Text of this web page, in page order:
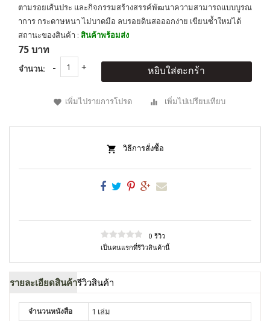
ตามรอยเส้นประ และกิจกรรมสร้างสรรค์พัฒนาความสามารถแบบบูรณ
าการ กระดาษหนา ไม่บาดมือ ลบรอยดินสอออกง่าย เขียนซ้ำใหม่ได้
สถานะของสินค้า : สินค้าพร้อมส่ง
75 บาท
จำนวน: หยิบใส่ตะกร้า
เพิ่มไปรายการโปรด เพิ่มไปเปรียบเทียบ
วิธีการสั่งซื้อ
0 รีวิว
เป็นคนแรกที่รีวิวสินค้านี้
รายละเอียดสินค้ารีวิวสินค้า
จำนวนหนังสือ 1 เล่ม